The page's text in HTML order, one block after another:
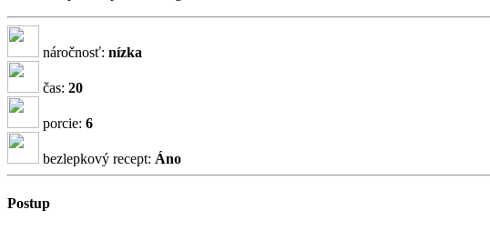
náročnosť: nízka
čas: 20
porcie: 6
bezlepkový recept: Áno
Postup